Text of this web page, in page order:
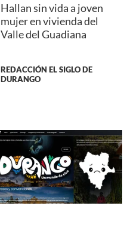
Hallan sin vida a joven
mujer en vivienda del
Valle del Guadiana
REDACCIÓN EL SIGLO DE
DURANGO